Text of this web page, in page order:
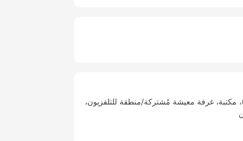
مكتبة، غرفة معيشة مُشتركة/منطقة للتلفزيون،